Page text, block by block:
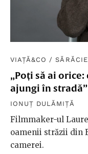
VIAȚĂ&CO /SĂRĂCIE
„Poți să ai
ajungi în stradă”
IONUȚ DULĂMIȚĂ
Filmmaker-ul
oamenii străzii din
camerei.